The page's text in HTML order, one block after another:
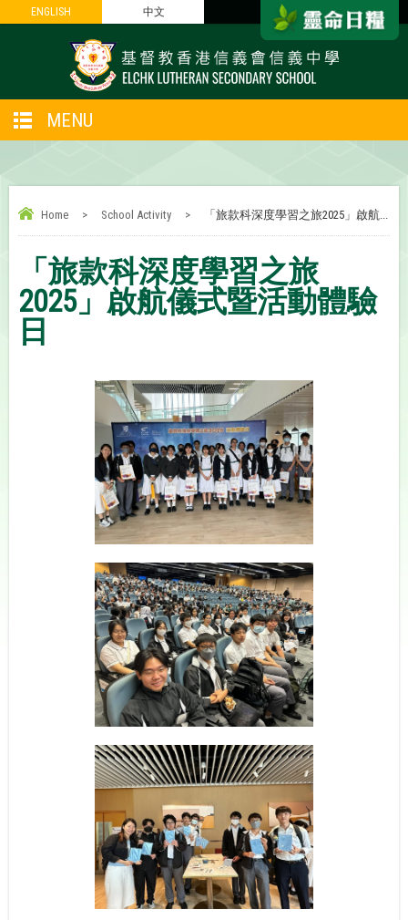
ENGLISH 中文
ENGLISH 中文
MENU
Home > School Activity > 「旅款科深度學習之旅2025」啟航...
「旅款科深度學習之旅
2025」啟航儀式暨活動體驗
日